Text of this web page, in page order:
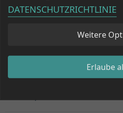
Wir setzen ggf. folgende Tools ein:
Consent Management Tool (z.B.
DATENSCHUTZRICHTLINIE
Weitere
Erlaube